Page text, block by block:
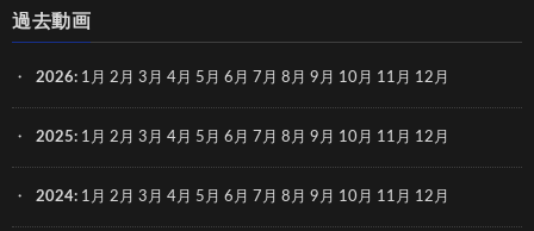
過去動画
2026: 1月 2月 3月 4月 5月 6月 7月 8月 9月 10月 11月 12月
2025: 1月 2月 3月 4月 5月 6月 7月 8月 9月 10月 11月 12月
2024: 1月 2月 3月 4月 5月 6月 7月 8月 9月 10月 11月 12月